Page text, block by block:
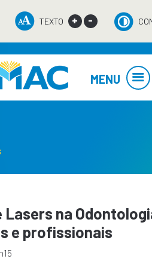
TEXTO + -
MENU
Lasers na
e profissionais